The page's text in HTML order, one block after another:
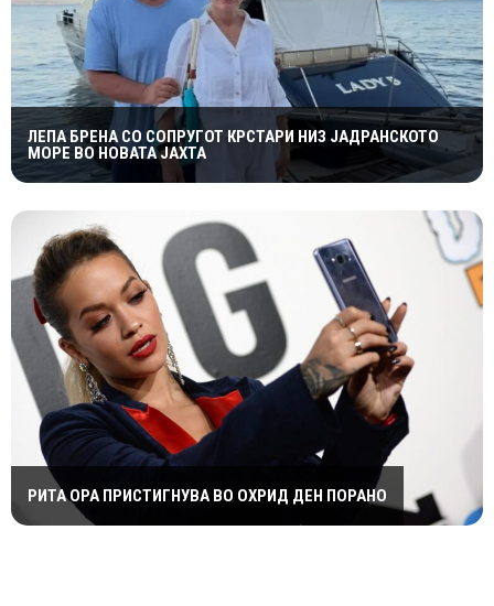
ЛЕПА БРЕНА СО СОПРУГОТ КРСТАРИ НИЗ ЈАДРАНСКОТО
МОРЕ ВО НОВАТА ЈАХТА
РИТА ОРА ПРИСТИГНУВА ВО ОХРИД ДЕН ПОРАНО